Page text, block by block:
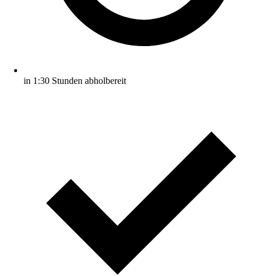
in 1:30 Stunden abholbereit